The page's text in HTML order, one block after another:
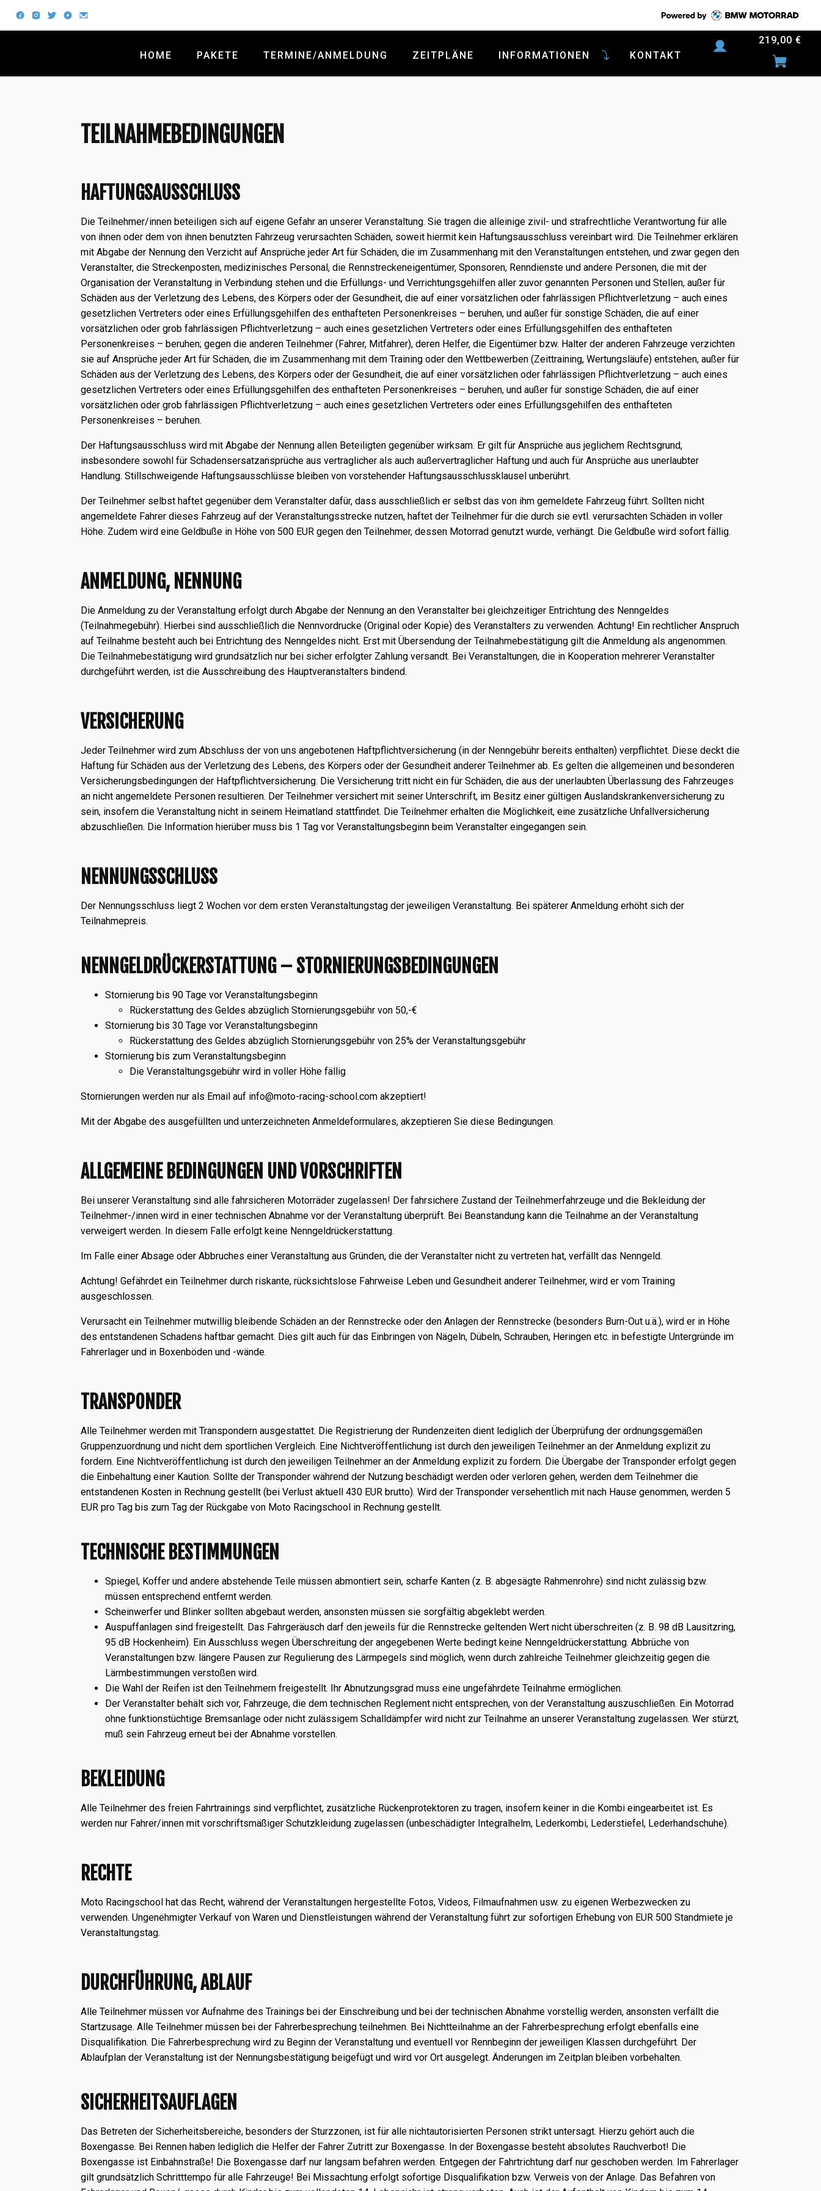
HOME PAKETE TERMINE/ANMELDUNG ZEITPLÄNE INFORMATIONEN KONTAKT
219,00€
TEILNAHMEBEDINGUNGEN
HAFTUNGSAUSSCHLUSS
Die Teilnehmer/innen beteiligen sich auf eigene Gefahr an unserer Veranstaltung. Sie tragen die alleinige zivil- und strafrechtliche Verantwortung für alle
von ihnen oder dem von ihnen benutzten Fahrzeug verursachten Schäden, soweit hiermit kein Haftungsausschluss vereinbart wird. Die Teilnehmer erklären
mit Abgabe der Nennung den Verzicht auf Ansprüche jeder Art für Schäden, die im Zusammenhang mit den Veranstaltungen entstehen, und zwar gegen den
Veranstalter, die Streckenposten, medizinisches Personal, die Rennstreckeneigentümer, Sponsoren, Renndienste und andere Personen, die mit der
Organisation der Veranstaltung in Verbindung stehen und die Erfüllungs- und Verrichtungsgehilfen aller zuvor genannten Personen und Stellen, außer für
Schäden aus der Verletzung des Lebens, des Körpers oder der Gesundheit, die auf einer vorsätzlichen oder fahrlässigen Pflichtverletzung – auch eines
gesetzlichen Vertreters oder eines Erfüllungsgehilfen des enthafteten Personenkreises – beruhen, und außer für sonstige Schäden, die auf einer
vorsätzlichen oder grob fahrlässigen Pflichtverletzung – auch eines gesetzlichen Vertreters oder eines Erfüllungsgehilfen des enthafteten
Personenkreises – beruhen; gegen die anderen Teilnehmer (Fahrer, Mitfahrer), deren Helfer, die Eigentümer bzw. Halter der anderen Fahrzeuge verzichten
sie auf Ansprüche jeder Art für Schäden, die im Zusammenhang mit dem Training oder den Wettbewerben (Zeittraining, Wertungsläufe) entstehen, außer für
Schäden aus der Verletzung des Lebens, des Körpers oder der Gesundheit, die auf einer vorsätzlichen oder fahrlässigen Pflichtverletzung – auch eines
gesetzlichen Vertreters oder eines Erfüllungsgehilfen des enthafteten Personenkreises – beruhen, und außer für sonstige Schäden, die auf einer
vorsätzlichen oder grob fahrlässigen Pflichtverletzung – auch eines gesetzlichen Vertreters oder eines Erfüllungsgehilfen des enthafteten
Personenkreises – beruhen.
Der Haftungsausschluss wird mit Abgabe der Nennung allen Beteiligten gegenüber wirksam. Er gilt für Ansprüche aus jeglichem Rechtsgrund,
insbesondere sowohl für Schadensersatzansprüche aus vertraglicher als auch außervertraglicher Haftung und auch für Ansprüche aus unerlaubter
Handlung. Stillschweigende Haftungsausschlüsse bleiben von vorstehender Haftungsausschlussklausel unberührt.
Der Teilnehmer selbst haftet gegenüber dem Veranstalter dafür, dass ausschließlich er selbst das von ihm gemeldete Fahrzeug führt. Sollten nicht
angemeldete Fahrer dieses Fahrzeug auf der Veranstaltungsstrecke nutzen, haftet der Teilnehmer für die durch sie evtl. verursachten Schäden in voller
Höhe. Zudem wird eine Geldbuße in Höhe von 500 EUR gegen den Teilnehmer, dessen Motorrad genutzt wurde, verhängt. Die Geldbuße wird sofort fällig.
ANMELDUNG, NENNUNG
Die Anmeldung zu der Veranstaltung erfolgt durch Abgabe der Nennung an den Veranstalter bei gleichzeitiger Entrichtung des Nenngeldes
(Teilnahmegebühr). Hierbei sind ausschließlich die Nennvordrucke (Original oder Kopie) des Veranstalters zu verwenden. Achtung! Ein rechtlicher Anspruch
auf Teilnahme besteht auch bei Entrichtung des Nenngeldes nicht. Erst mit Übersendung der Teilnahmebestätigung gilt die Anmeldung als angenommen.
Die Teilnahmebestätigung wird grundsätzlich nur bei sicher erfolgter Zahlung versandt. Bei Veranstaltungen, die in Kooperation mehrerer Veranstalter
durchgeführt werden, ist die Ausschreibung des Hauptveranstalters bindend.
VERSICHERUNG
Jeder Teilnehmer wird zum Abschluss der von uns angebotenen Haftpflichtversicherung (in der Nenngebühr bereits enthalten) verpflichtet. Diese deckt die
Haftung für Schäden aus der Verletzung des Lebens, des Körpers oder der Gesundheit anderer Teilnehmer ab. Es gelten die allgemeinen und besonderen
Versicherungsbedingungen der Haftpflichtversicherung. Die Versicherung tritt nicht ein für Schäden, die aus der unerlaubten Überlassung des Fahrzeuges
an nicht angemeldete Personen resultieren. Der Teilnehmer versichert mit seiner Unterschrift, im Besitz einer gültigen Auslandskrankenversicherung zu
sein, insofern die Veranstaltung nicht in seinem Heimatland stattfindet. Die Teilnehmer erhalten die Möglichkeit, eine zusätzliche Unfallversicherung
abzuschließen. Die Information hierüber muss bis 1 Tag vor Veranstaltungsbeginn beim Veranstalter eingegangen sein.
NENNUNGSSCHLUSS
Der Nennungsschluss liegt 2 Wochen vor dem ersten Veranstaltungstag der jeweiligen Veranstaltung. Bei späterer Anmeldung erhöht sich der
Teilnahmepreis.
NENNGELDRÜCKERSTATTUNG – STORNIERUNGSBEDINGUNGEN
Stornierung bis 90 Tage vor Veranstaltungsbeginn
Rückerstattung des Geldes abzüglich Stornierungsgebühr von 50,-€
Stornierung bis 30 Tage vor Veranstaltungsbeginn
Rückerstattung des Geldes abzüglich Stornierungsgebühr von 25% der Veranstaltungsgebühr
Stornierung bis zum Veranstaltungsbeginn
Die Veranstaltungsgebühr wird in voller Höhe fällig
Stornierungen werden nur als Email auf info@moto-racing-school.com akzeptiert!
Mit der Abgabe des ausgefüllten und unterzeichneten Anmeldeformulares, akzeptieren Sie diese Bedingungen.
ALLGEMEINE BEDINGUNGEN UND VORSCHRIFTEN
Bei unserer Veranstaltung sind alle fahrsicheren Motorräder zugelassen! Der fahrsichere Zustand der Teilnehmerfahrzeuge und die Bekleidung der
Teilnehmer-/innen wird in einer technischen Abnahme vor der Veranstaltung überprüft. Bei Beanstandung kann die Teilnahme an der Veranstaltung
verweigert werden. In diesem Falle erfolgt keine Nenngeldrückerstattung.
Im Falle einer Absage oder Abbruches einer Veranstaltung aus Gründen, die der Veranstalter nicht zu vertreten hat, verfällt das Nenngeld.
Achtung! Gefährdet ein Teilnehmer durch riskante, rücksichtslose Fahrweise Leben und Gesundheit anderer Teilnehmer, wird er vom Training
ausgeschlossen.
Verursacht ein Teilnehmer mutwillig bleibende Schäden an der Rennstrecke oder den Anlagen der Rennstrecke (besonders Burn-Out u.ä.), wird er in Höhe
des entstandenen Schadens haftbar gemacht. Dies gilt auch für das Einbringen von Nägeln, Dübeln, Schrauben, Heringen etc. in befestigte Untergründe im
Fahrerlager und in Boxenböden und -wände.
TRANSPONDER
Alle Teilnehmer werden mit Transpondern ausgestattet. Die Registrierung der Rundenzeiten dient lediglich der Überprüfung der ordnungsgemäßen
Gruppenzuordnung und nicht dem sportlichen Vergleich. Eine Nichtveröffentlichung ist durch den jeweiligen Teilnehmer an der Anmeldung explizit zu
fordern. Eine Nichtveröffentlichung ist durch den jeweiligen Teilnehmer an der Anmeldung explizit zu fordern. Die Übergabe der Transponder erfolgt gegen
die Einbehaltung einer Kaution. Sollte der Transponder während der Nutzung beschädigt werden oder verloren gehen, werden dem Teilnehmer die
entstandenen Kosten in Rechnung gestellt (bei Verlust aktuell 430 EUR brutto). Wird der Transponder versehentlich mit nach Hause genommen, werden 5
EUR pro Tag bis zum Tag der Rückgabe von Moto Racingschool in Rechnung gestellt.
TECHNISCHE BESTIMMUNGEN
Spiegel, Koffer und andere abstehende Teile müssen abmontiert sein, scharfe Kanten (z. B. abgesägte Rahmenrohre) sind nicht zulässig bzw.
müssen entsprechend entfernt werden.
Scheinwerfer und Blinker sollten abgebaut werden, ansonsten müssen sie sorgfältig abgeklebt werden.
Auspuffanlagen sind freigestellt. Das Fahrgeräusch darf den jeweils für die Rennstrecke geltenden Wert nicht überschreiten (z. B. 98 dB Lausitzring,
95 dB Hockenheim). Ein Ausschluss wegen Überschreitung der angegebenen Werte bedingt keine Nenngeldrückerstattung. Abbrüche von
Veranstaltungen bzw. längere Pausen zur Regulierung des Lärmpegels sind möglich, wenn durch zahlreiche Teilnehmer gleichzeitig gegen die
Lärmbestimmungen verstoßen wird.
Die Wahl der Reifen ist den Teilnehmern freigestellt. Ihr Abnutzungsgrad muss eine ungefährdete Teilnahme ermöglichen.
Der Veranstalter behält sich vor, Fahrzeuge, die dem technischen Reglement nicht entsprechen, von der Veranstaltung auszuschließen. Ein Motorrad
ohne funktionstüchtige Bremsanlage oder nicht zulässigem Schalldämpfer wird nicht zur Teilnahme an unserer Veranstaltung zugelassen. Wer stürzt,
muß sein Fahrzeug erneut bei der Abnahme vorstellen.
BEKLEIDUNG
Alle Teilnehmer des freien Fahrtrainings sind verpflichtet, zusätzliche Rückenprotektoren zu tragen, insofern keiner in die Kombi eingearbeitet ist. Es
werden nur Fahrer/innen mit vorschriftsmäßiger Schutzkleidung zugelassen (unbeschädigter Integralhelm, Lederkombi, Lederstiefel, Lederhandschuhe).
RECHTE
Moto Racingschool hat das Recht, während der Veranstaltungen hergestellte Fotos, Videos, Filmaufnahmen usw. zu eigenen Werbezwecken zu
verwenden. Ungenehmigter Verkauf von Waren und Dienstleistungen während der Veranstaltung führt zur sofortigen Erhebung von EUR 500 Standmiete je
Veranstaltungstag.
DURCHFÜHRUNG, ABLAUF
Alle Teilnehmer müssen vor Aufnahme des Trainings bei der Einschreibung und bei der technischen Abnahme vorstellig werden, ansonsten verfällt die
Startzusage. Alle Teilnehmer müssen bei der Fahrerbesprechung teilnehmen. Bei Nichtteilnahme an der Fahrerbesprechung erfolgt ebenfalls eine
Disqualifikation. Die Fahrerbesprechung wird zu Beginn der Veranstaltung und eventuell vor Rennbeginn der jeweiligen Klassen durchgeführt. Der
Ablaufplan der Veranstaltung ist der Nennungsbestätigung beigefügt und wird vor Ort ausgelegt. Änderungen im Zeitplan bleiben vorbehalten.
SICHERHEITSAUFLAGEN
Das Betreten der Sicherheitsbereiche, besonders der Sturzzonen, ist für alle nichtautorisierten Personen strikt untersagt. Hierzu gehört auch die
Boxengasse. Bei Rennen haben lediglich die Helfer der Fahrer Zutritt zur Boxengasse. In der Boxengasse besteht absolutes Rauchverbot! Die
Boxengasse ist Einbahnstraße! Die Boxengasse darf nur langsam befahren werden. Entgegen der Fahrtrichtung darf nur geschoben werden. Im Fahrerlager
gilt grundsätzlich Schritttempo für alle Fahrzeuge! Bei Missachtung erfolgt sofortige Disqualifikation bzw. Verweis von der Anlage. Das Befahren von